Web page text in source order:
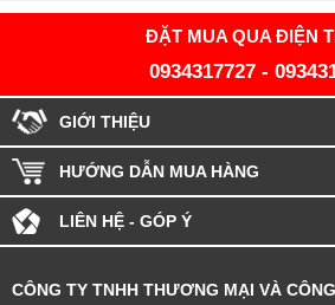
ĐẶT MUA QUA ĐIỆN
0934317727 -
GIỚI THIỆU
HƯỚNG DẪN MUA HÀNG
LIÊN HỆ - GÓP Ý
CÔNG TY TNHH THƯƠNG MẠI VÀ